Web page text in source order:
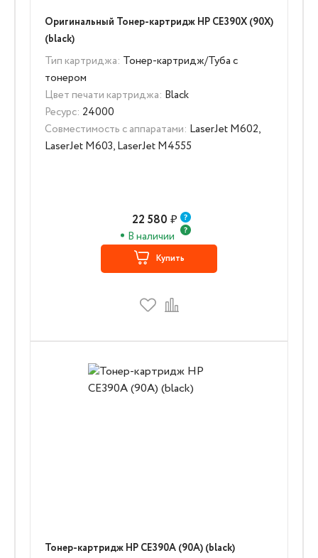
Оригинальный Тонер-картридж HP CE390X (90X)
(black)
Тип картриджа: Тонер-картридж/Туба с
тонером
Цвет печати картриджа: Black
Ресурс: 24000
Совместимость с аппаратами: LaserJet M602,
LaserJet M603, LaserJet M4555
22 580 ₽
В наличии
Купить
Тонер-картридж HP CE390A (90A) (black)